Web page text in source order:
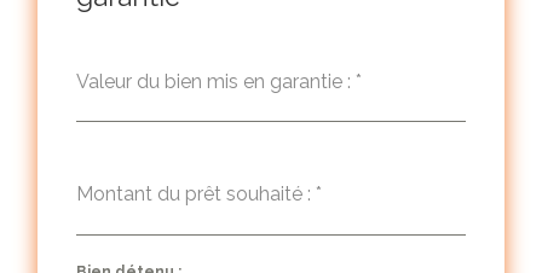
Valeur du bien mis en garantie : *
Montant du prêt souhaité : *